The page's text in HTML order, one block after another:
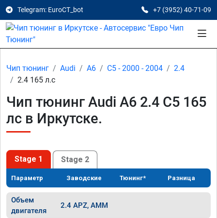
Telegram: EuroCT_bot +7 (3952) 40-71-09
Чип тюнинг Audi A6 C5 - 2000 - 2004
2.4
2.4 165 л.с
Чип тюнинг Audi A6 2.4 C5 165
лс в Иркутске.
Stage 1 Stage 2
Параметр Заводские Тюнинг* Разница
Объем
двигателя
2.4 APZ, AMM